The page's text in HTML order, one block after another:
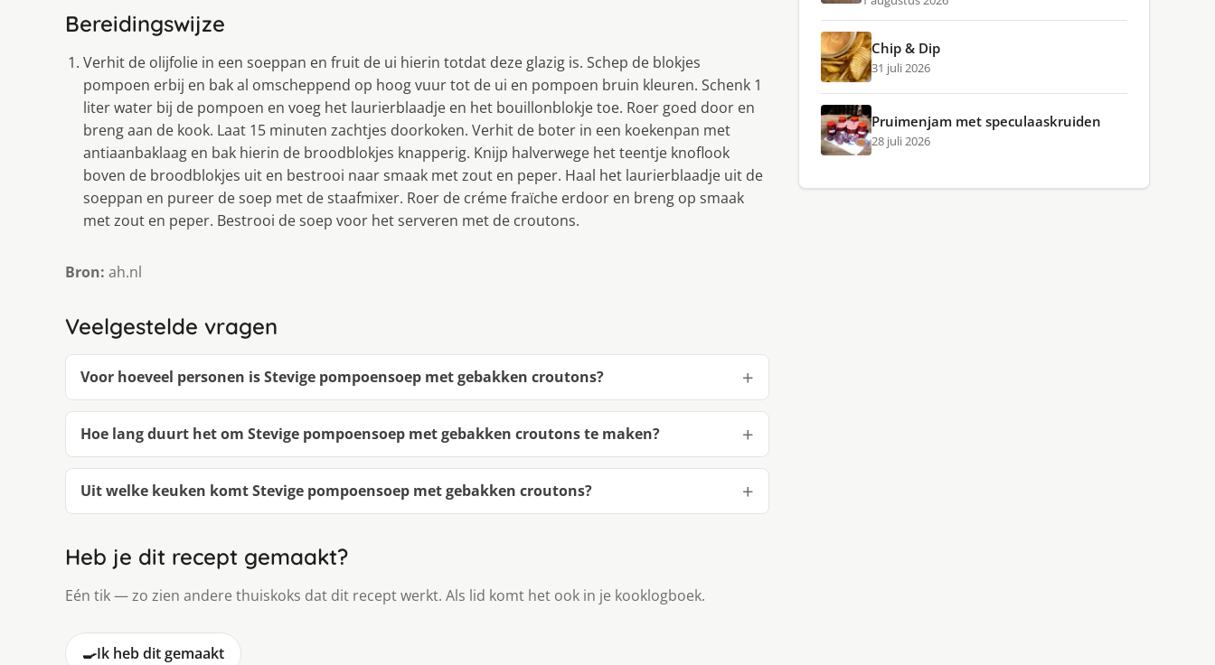
Bereidingswijze
Verhit de olijfolie in een soeppan en fruit de ui hierin totdat deze glazig is. Schep de blokjes
pompoen erbij en bak al omscheppend op hoog vuur tot de ui en pompoen bruin kleuren. Schenk 1
liter water bij de pompoen en voeg het laurierblaadje en het bouillonblokje toe. Roer goed door en
breng aan de kook. Laat 15 minuten zachtjes doorkoken. Verhit de boter in een koekenpan met
antiaanbaklaag en bak hierin de broodblokjes knapperig. Knijp halverwege het teentje knoflook
boven de broodblokjes uit en bestrooi naar smaak met zout en peper. Haal het laurierblaadje uit de
soeppan en pureer de soep met de staafmixer. Roer de créme fraïche erdoor en breng op smaak
met zout en peper. Bestrooi de soep voor het serveren met de croutons.
Bron: ah.nl
Veelgestelde vragen
Voor hoeveel personen is Stevige pompoensoep met gebakken croutons?
Hoe lang duurt het om Stevige pompoensoep met gebakken croutons te maken?
Uit welke keuken komt Stevige pompoensoep met gebakken croutons?
Heb je dit recept gemaakt?
Eén tik — zo zien andere thuiskoks dat dit recept werkt. Als lid komt het ook in je kooklogboek.
🍳Ik heb dit gemaakt
Chip & Dip
31 juli 2026
Pruimenjam met speculaaskruiden
28 juli 2026